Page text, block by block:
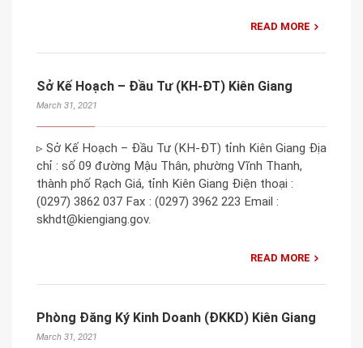
READ MORE
Sở Kế Hoạch – Đầu Tư (KH-ĐT) Kiên Giang
March 31, 2021
▹ Sở Kế Hoạch – Đầu Tư (KH-ĐT) tỉnh Kiên Giang Địa
chỉ : số 09 đường Mậu Thân, phường Vĩnh Thanh,
thành phố Rạch Giá, tỉnh Kiên Giang Điện thoại :
(0297) 3862 037 Fax : (0297) 3962 223 Email :
skhdt@kiengiang.gov.
READ MORE
Phòng Đăng Ký Kinh Doanh (ĐKKD) Kiên Giang
March 31, 2021